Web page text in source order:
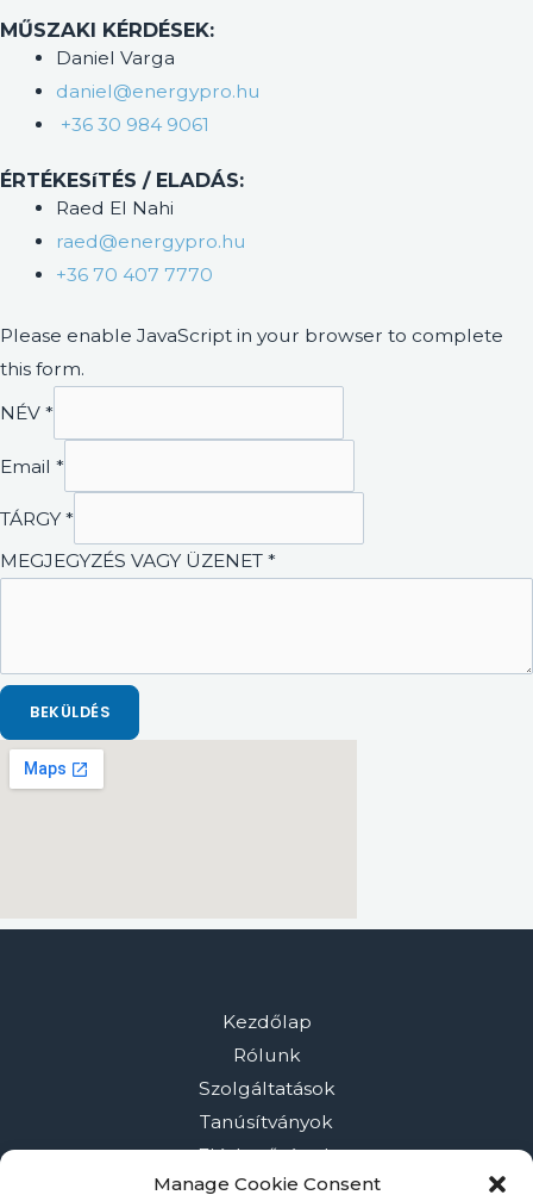
Manage Cookie Consent
MŰSZAKI KÉRDÉSEK:
Daniel Varga
daniel@energypro.hu
+36 30 984 9061
ÉRTÉKESíTÉS / ELADÁS:
Raed El Nahi
raed@energypro.hu
+36 70 407 7770
Please enable JavaScript in your browser to complete
this form.
TÁRGY
VAGY
NÉV *
Email *
TÁRGY *
MEGJEGYZÉS VAGY ÜZENET *
BEKÜLDÉS
Kezdőlap
Rólunk
Szolgáltatások
Tanúsítványok
Elérhetőségek